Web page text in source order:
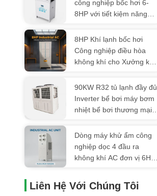
công nghiệp bốc hơi 6-
8HP với tiết kiệm năng
không khí dài 18m và
không có rắc rối cài đặt
cho các nhà máy và kho
8HP Khí lạnh bốc hơi
Công nghiệp điều hòa
không khí cho Xưởng kho
khí tươi lạnh Bảo trì thấp
90KW R32 tủ lạnh đầy đủ
Inverter bể bơi máy bơm
nhiệt bể bơi thương mại
Dòng máy khử ẩm công
nghiệp dọc 4 đầu ra
không khí AC đơn vị 6HP
xưởng xưởng làm mát,
máy điều hòa không khí
Liên Hệ Với Chúng Tôi